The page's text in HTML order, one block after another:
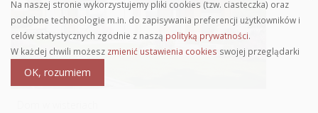
Na naszej stronie wykorzystujemy pliki cookies (tzw. ciasteczka) oraz
podobne technoologie m.in. do zapisywania preferencji użytkowników i
celów statystycznych zgodnie z naszą polityką prywatności.
W każdej chwili możesz zmienić ustawienia cookies swojej przeglądarki
OK, rozumiem